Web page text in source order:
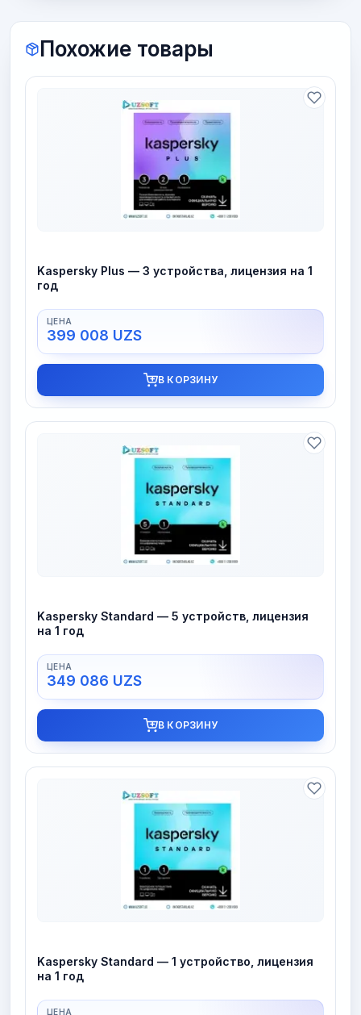
Похожие товары
Kaspersky Plus — 3 устройства, лицензия на 1
год
399 008 UZS
В КОРЗИНУ
Kaspersky Standard — 5 устройств, лицензия
на 1 год
349 086 UZS
В КОРЗИНУ
Kaspersky Standard — 1 устройство, лицензия
на 1 год